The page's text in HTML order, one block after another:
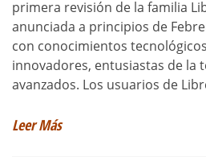
primera revisión de la familia
anunciada a principios de
con conocimientos
innovadores, entusiastas de la
avanzados. Los usuarios de
Leer Más